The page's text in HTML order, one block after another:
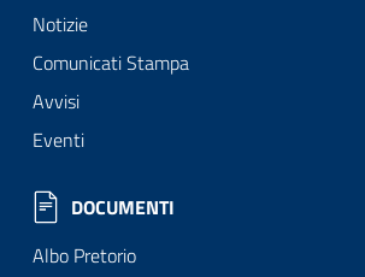
Notizie
Comunicati Stampa
Avvisi
Eventi
DOCUMENTI
Albo Pretorio